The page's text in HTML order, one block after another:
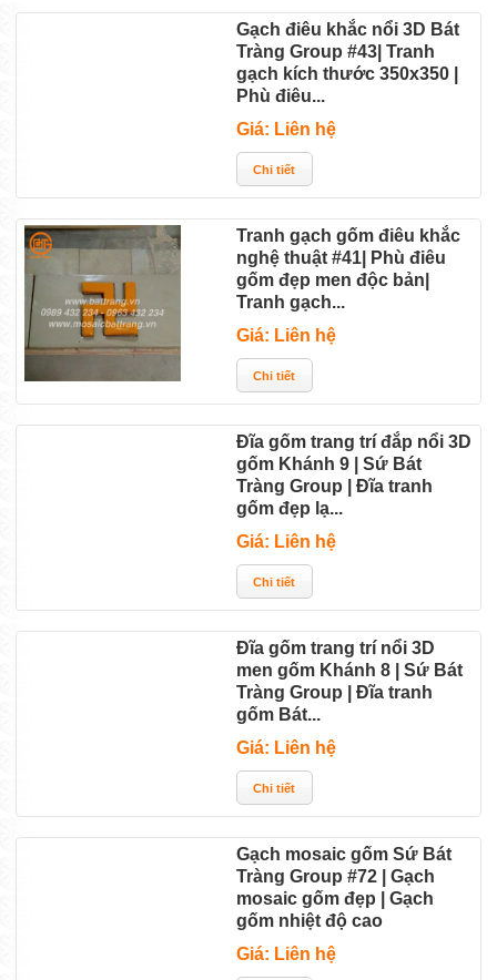
Gạch điêu khắc nổi 3D Bát
Tràng Group #43| Tranh
gạch kích thước 350x350 |
Phù điêu...
Giá: Liên hệ
Tranh gạch gốm điêu khắc
nghệ thuật #41| Phù điêu
gốm đẹp men độc bản|
Tranh gạch...
Giá: Liên hệ
Đĩa gốm trang trí đắp nổi 3D
gốm Khánh 9 | Sứ Bát
Tràng Group | Đĩa tranh
gốm đẹp lạ...
Giá: Liên hệ
Đĩa gốm trang trí nổi 3D
men gốm Khánh 8 | Sứ Bát
Tràng Group | Đĩa tranh
gốm Bát...
Giá: Liên hệ
Gạch mosaic gốm Sứ Bát
Tràng Group #72 | Gạch
mosaic gốm đẹp | Gạch
gốm nhiệt độ cao
Giá: Liên hệ